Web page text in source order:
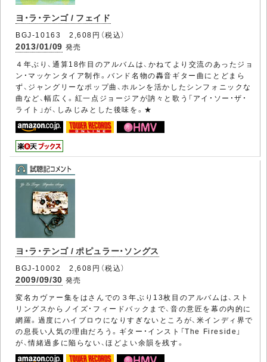
ヨ・ラ・テンゴ / フェイド
BGJ-10163 2,608円（税込）
2013/01/09 発売
４年ぶり、通算18作目のアルバムは、かねてより交流のあったジョ
ン・マッケンタイア制作。バンド名物の轟音ギター曲にとどまら
ず、ジャングリーなポップ曲、ホルンを活かしたシンフォニックな
曲など、幅広く。紅一点ジョージアが訥々と歌う「アイ・ソー・ザ・
ライト」が、しみじみとした後味を。★
ヨ・ラ・テンゴ / ポピュラー・ソングス
BGJ-10002 2,608円（税込）
2009/09/30 発売
変名カヴァー集をはさんでの３年ぶり13枚目のアルバムは、スト
リングスからノイズ・フィードバックまで、音の意匠を幕の内的に
網羅。過度にハイブロウになりすぎないところが、米インディ界で
の息長い人気の理由だろう。ギター・インスト「The Fireside」
が、情緒過多に陥らない、ほどよい余韻を残す。